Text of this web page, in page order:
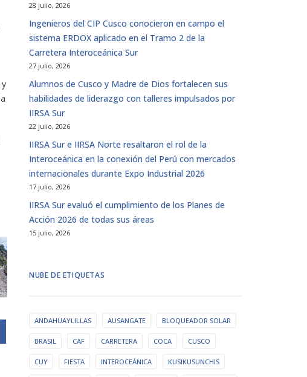
28 julio, 2026
Ingenieros del CIP Cusco conocieron en campo el
sistema ERDOX aplicado en el Tramo 2 de la
Carretera Interoceánica Sur
27 julio, 2026
Alumnos de Cusco y Madre de Dios fortalecen sus
habilidades de liderazgo con talleres impulsados ​​por
IIRSA Sur
22 julio, 2026
IIRSA Sur e IIRSA Norte resaltaron el rol de la
Interoceánica en la conexión del Perú con mercados
internacionales durante Expo Industrial 2026
17 julio, 2026
IIRSA Sur evaluó el cumplimiento de los Planes de
Acción 2026 de todas sus áreas
15 julio, 2026
NUBE DE ETIQUETAS
ANDAHUAYLILLAS AUSANGATE BLOQUEADOR SOLAR
BRASIL CAF CARRETERA COCA CUSCO
CUY FIESTA INTEROCEÁNICA KUSIKUSUNCHIS